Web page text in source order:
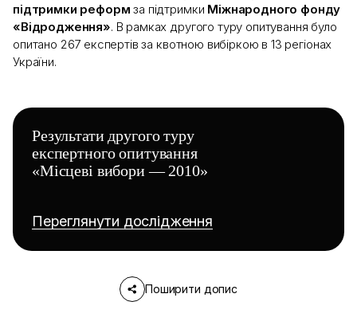
підтримки реформ за підтримки Міжнародного фонду
«Відродження». В рамках другого туру опитування було
опитано 267 експертів за квотною вибіркою в 13 регіонах
України.
Результати другого туру
експертного опитування
«Місцеві вибори — 2010»
Переглянути дослідження
Поширити допис